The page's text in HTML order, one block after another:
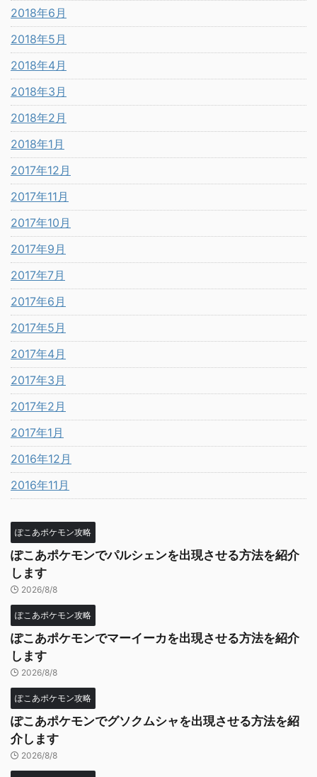
2018年6月
2018年5月
2018年4月
2018年3月
2018年2月
2018年1月
2017年12月
2017年11月
2017年10月
2017年9月
2017年7月
2017年6月
2017年5月
2017年4月
2017年3月
2017年2月
2017年1月
2016年12月
2016年11月
ぽこあポケモン攻略
ぽこあポケモンでパルシェンを出現させる方法を紹介
します
2026/8/8
ぽこあポケモン攻略
ぽこあポケモンでマーイーカを出現させる方法を紹介
します
2026/8/8
ぽこあポケモン攻略
ぽこあポケモンでグソクムシャを出現させる方法を紹
介します
2026/8/8